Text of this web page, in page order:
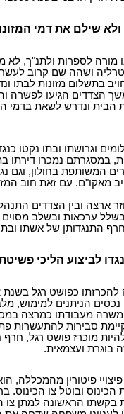
שילם את דמי
מורה לספרות ולתנ"ך, לא
ושהה שם קרוב
בתשלום מזונות לבתו
הצדדים הגיעו לפשרה
ונדרש לשאת בדמי
וגרושתו ובתו נקטו
במסגרתם נמכרו דירתו
המשותפת בחולון, וגם
מאקו"ם. עם זאת חוב
החייב חזר ארצה ובין הצדדים
ערכאות ובשלב מסוים
התנגדותן של אשתו
לביצוע הליכי
נכסים הניתנים למימוש,
מעבודתו כמרצה
סבירות להתעשרות
מוכרז פושט רגל, חרף
בוגרת ועצמאית.
פיטורין מהמכללה,
הכינוס ובוטל צו הכינוס.
את בקשתו הראשונה למתן צו